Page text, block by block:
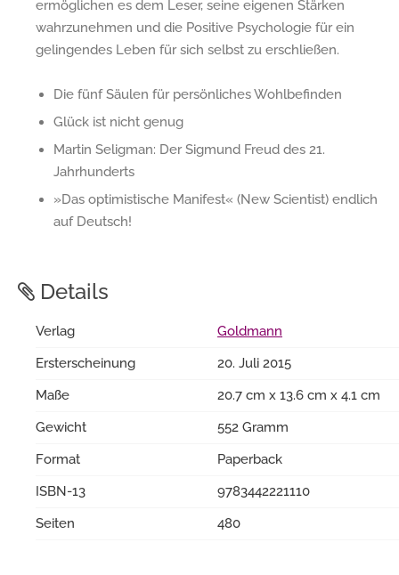
ermöglichen es dem Leser, seine eigenen Stärken
wahrzunehmen und die Positive Psychologie für ein
gelingendes Leben für sich selbst zu erschließen.
Die fünf Säulen für persönliches Wohlbefinden
Glück ist nicht genug
Martin Seligman: Der Sigmund Freud des 21.
Jahrhunderts
»Das optimistische Manifest« (New Scientist) endlich
auf Deutsch!
Details
Verlag
Goldmann
Ersterscheinung
20. Juli 2015
Maße
20.7 cm x 13.6 cm x 4.1 cm
Gewicht
552 Gramm
Format
Paperback
ISBN-13
9783442221110
Seiten
480